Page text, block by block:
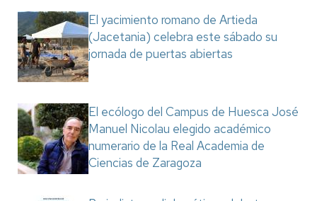
El yacimiento romano de Artieda
(Jacetania) celebra este sábado su
jornada de puertas abiertas
El ecólogo del Campus de Huesca José
Manuel Nicolau elegido académico
numerario de la Real Academia de
Ciencias de Zaragoza